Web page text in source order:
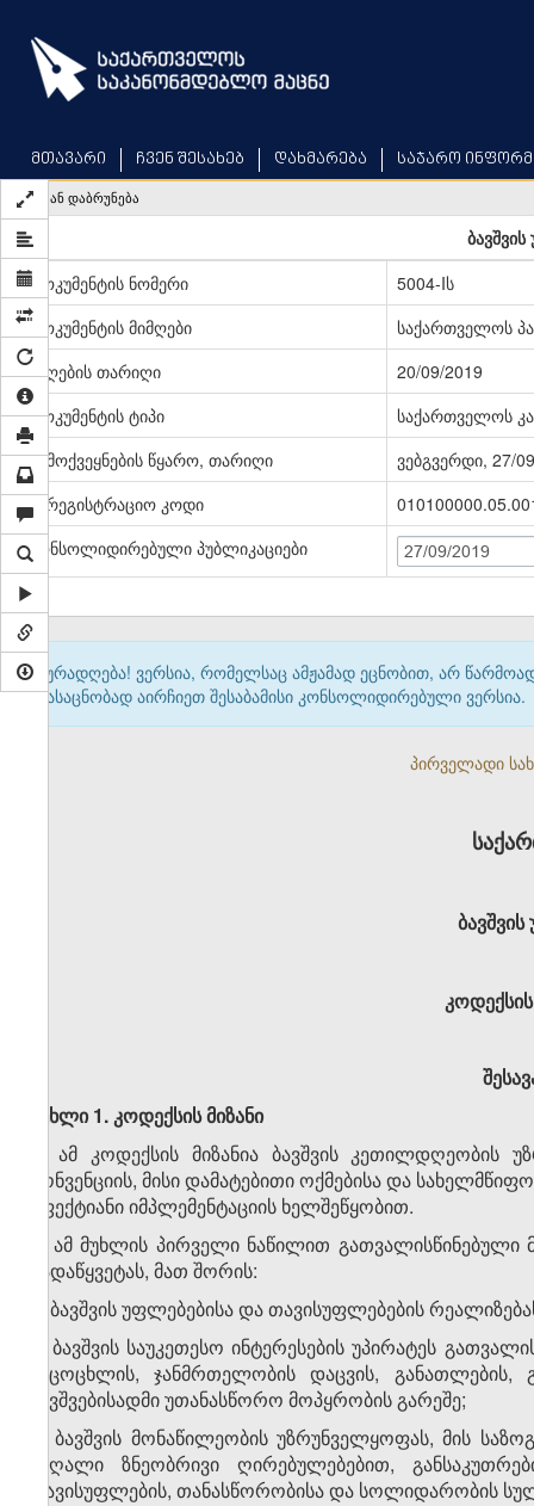
main
content
მთავარი ჩვენ შესახებ დახმარება საჯარო
უკან დაბრუნება
დოკუმენტის ნომერი
5004-Iს
დოკუმენტის მიმღები
საქართველოს
მიღების თარიღი
20/09/2019
დოკუმენტის ტიპი
საქართველოს
გამოქვეყნების წყარო, თარიღი
ვებგვერდი, 27/
სარეგისტრაციო კოდი
კონსოლიდირებული პუბლიკაციები
27/09/2019
ყურადღება! ვერსია, რომელსაც ამჟამად ეცნობით, არ
გასაცნობად აირჩიეთ შესაბამისი კონსოლიდირებული ვერსია.
პირველადი
მუხლი 1. კოდექსის მიზანი
1. ამ კოდექსის მიზანია ბავშვის კეთილდღეობის
კონვენციის, მისი დამატებითი ოქმებისა და
ეფექტიანი იმპლემენტაციის ხელშეწყობით.
2. ამ მუხლის პირველი ნაწილით გათვალისწინებული
გადაწყვეტას, მათ შორის:
ა) ბავშვის უფლებებისა და თავისუფლებების
ბ) ბავშვის საუკეთესო ინტერესების უპირატეს
სიცოცხლის, ჯანმრთელობის დაცვის, განათლების,
ბავშვებისადმი უთანასწორო მოპყრობის გარეშე;
გ) ბავშვის მონაწილეობის უზრუნველყოფას, მის
მაღალი ზნეობრივი ღირებულებებით,
თავისუფლების, თანასწორობისა და სოლიდარობის